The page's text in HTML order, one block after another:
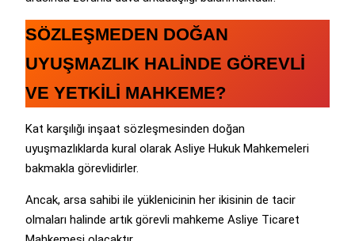
SÖZLEŞMEDEN DOĞAN
UYUŞMAZLIK HALİNDE GÖREVLİ
VE YETKİLİ MAHKEME?
Kat karşılığı inşaat sözleşmesinden doğan
uyuşmazlıklarda kural olarak Asliye Hukuk Mahkemeleri
bakmakla görevlidirler.
Ancak, arsa sahibi ile yüklenicinin her ikisinin de tacir
olmaları halinde artık görevli mahkeme Asliye Ticaret